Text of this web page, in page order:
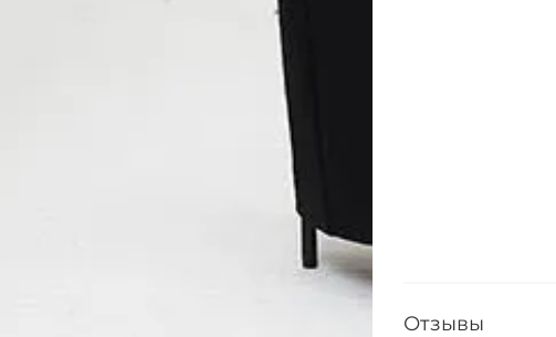
Отзывы